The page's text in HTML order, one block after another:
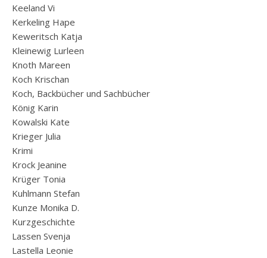
Keeland Vi
Kerkeling Hape
Keweritsch Katja
Kleinewig Lurleen
Knoth Mareen
Koch Krischan
Koch, Backbücher und Sachbücher
König Karin
Kowalski Kate
Krieger Julia
Krimi
Krock Jeanine
Krüger Tonia
Kuhlmann Stefan
Kunze Monika D.
Kurzgeschichte
Lassen Svenja
Lastella Leonie